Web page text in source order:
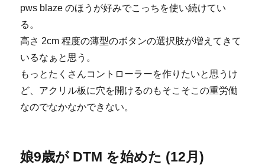
pws blaze のほうが好みでこっちを使い続けてい
る。
高さ 2cm 程度の薄型のボタンの選択肢が増えてきて
いるなぁと思う。
もっとたくさんコントローラーを作りたいと思うけ
ど、アクリル板に穴を開けるのもそこそこの重労働
なのでなかなかできない。
娘9歳が DTM を始めた (12月)